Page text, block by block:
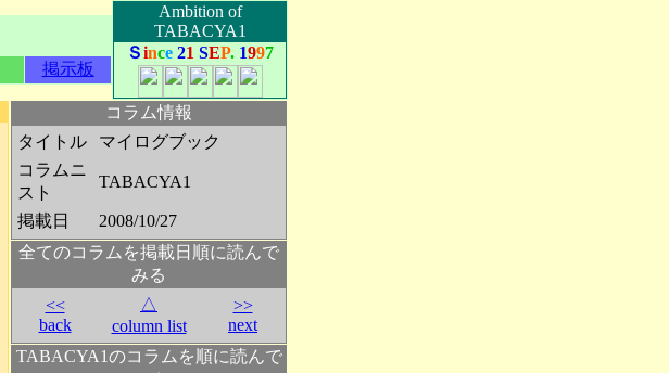
掲示板
Ambition of
TABACYA1
Ｓince 21 SEP. 1997
コラム情報
タイトル
マイログブック
コラムニ
スト
TABACYA1
掲載日
2008/10/27
全てのコラムを掲載日順に読んで
みる
<<
back
△
column list
>>
next
TABACYA1のコラムを順に読んで